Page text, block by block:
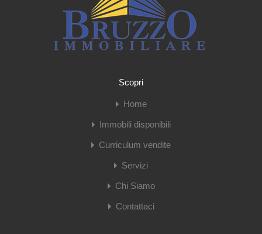
Scopri
Home
Immobili disponibili
Curriculum vendite
Servizi
Chi Siamo
Contattaci